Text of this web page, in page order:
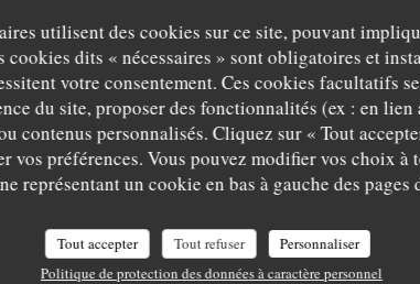
utilisent des cookies sur ce site, pouvant
cookies dits « nécessaires » sont obligatoires et
votre consentement. Ces cookies facultatifs
du site, proposer des fonctionnalités (ex : en lien
contenus personnalisés. Cliquez sur « Tout
vos préférences. Vous pouvez modifier vos choix
représentant un cookie en bas à gauche des pages
Tout accepter Tout refuser
Personnaliser
Politique de protection des données à caractère personnel
PRINCE
À
PRINCE